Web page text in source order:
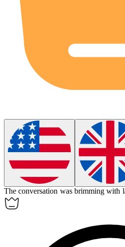
The conversation was brimming with